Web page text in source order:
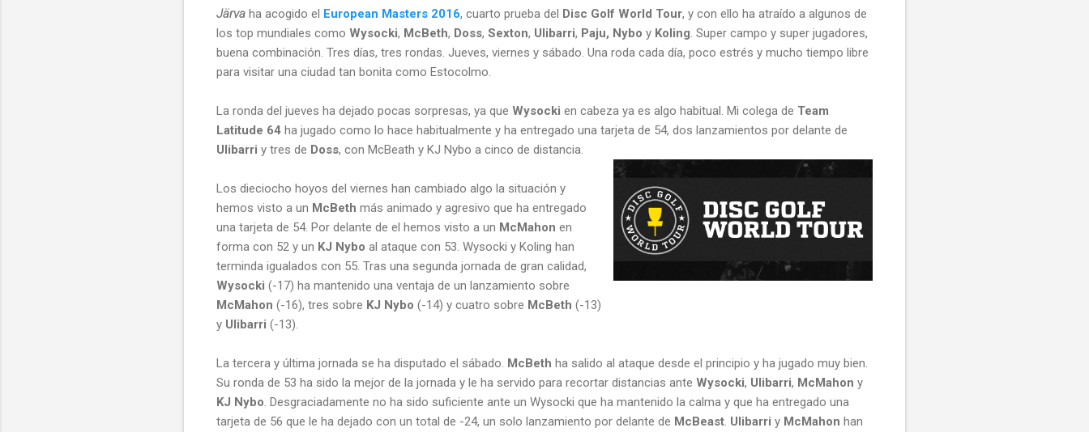
Järva ha acogido el European Masters 2016, cuarto prueba del Disc Golf World Tour, y con ello ha atraído a algunos de
los top mundiales como Wysocki, McBeth, Doss, Sexton, Ulibarri, Paju, Nybo y Koling . Super campo y super jugadores,
buena combinación. Tres días, tres rondas. Jueves, viernes y sábado. Una roda cada día, poco estrés y mucho tiempo libre
para visitar una ciudad tan bonita como Estocolmo.
La ronda del jueves ha dejado pocas sorpresas, ya que Wysocki en cabeza ya es algo habitual. Mi colega de Team
Latitude 64 ha jugado como lo hace habitualmente y ha entregado una tarjeta de 54, dos lanzamientos por delante de
Ulibarri y tres de Doss, con McBeath y KJ Nybo a cinco de distancia.
Los dieciocho hoyos del viernes han cambiado algo la situación y
hemos visto a un McBeth más animado y agresivo que ha entregado
una tarjeta de 54. Por delante de el hemos visto a un McMahon en
forma con 52 y un KJ Nybo al ataque con 53. Wysocki y Koling han
terminda igualados con 55. Tras una segunda jornada de gran calidad,
Wysocki (-17) ha mantenido una ventaja de un lanzamiento sobre
McMahon (-16), tres sobre KJ Nybo (-14) y cuatro sobre McBeth (-13)
y Ulibarri (-13).
La tercera y última jornada se ha disputado el sábado. McBeth ha salido al ataque desde el principio y ha jugado muy bien.
Su ronda de 53 ha sido la mejor de la jornada y le ha servido para recortar distancias ante Wysocki, Ulibarri, McMahon y
KJ Nybo . Desgraciadamente no ha sido suficiente ante un Wysocki que ha mantenido la calma y que ha entregado una
tarjeta de 56 que le ha dejado con un total de -24, un solo lanzamiento por delante de McBeast Ulibarri y McMahon han